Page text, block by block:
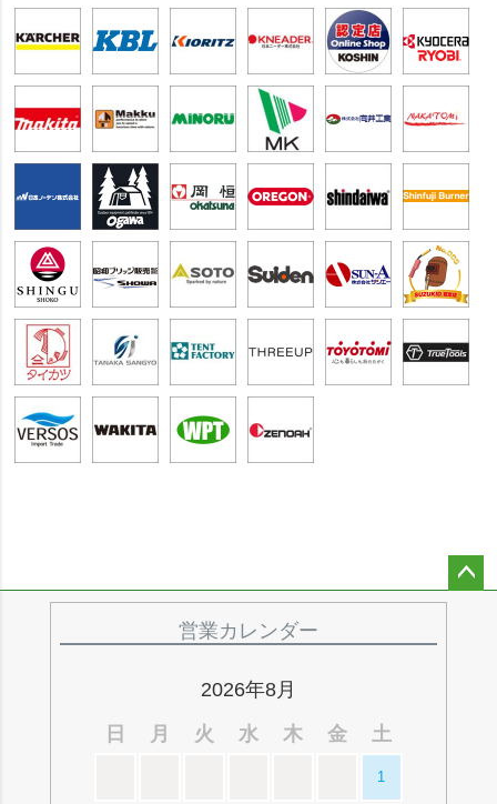
営業カレンダー
2026年8月
日
月 火 水 木 金 土
1